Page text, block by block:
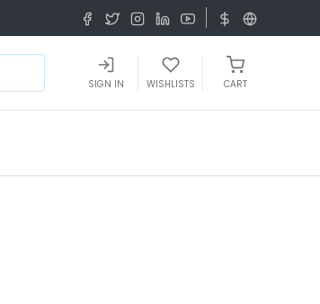
SIGN IN WISHLISTS CART